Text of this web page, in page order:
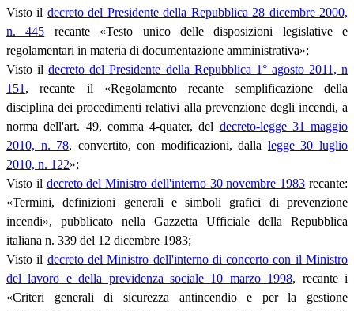
Visto il decreto del Presidente della Repubblica 28 dicembre 2000,
n. 445 recante «Testo unico delle disposizioni legislative e
regolamentari in materia di documentazione amministrativa»;
Visto ildecreto del Presidente della Repubblica 1° agosto 2011, n
151 , recante il «Regolamento recante semplificazione della
disciplina dei procedimenti relativi alla prevenzione degli incendi, a
norma dell'art. 49, comma 4-quater, del decreto-legge 31 maggio
2010, n. 78, convertito, con modificazioni, dalla legge 30 luglio
2010, n. 122»;
Visto il decreto del Ministro dell'interno 30 novembre 1983 recante:
«Termini, definizioni generali e simboli grafici di prevenzione
incendi», pubblicato nella Gazzetta Ufficiale della Repubblica
italiana n. 339 del 12 dicembre 1983;
Visto il decreto del Ministro dell'interno di concerto con il Ministro
del lavoro e della previdenza sociale 10 marzo 1998, recante i
«Criteri generali di sicurezza antincendio e per la gestione